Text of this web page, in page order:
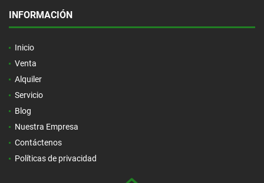
INFORMACIÓN
Inicio
Venta
Alquiler
Servicio
Blog
Nuestra Empresa
Contáctenos
Políticas de privacidad